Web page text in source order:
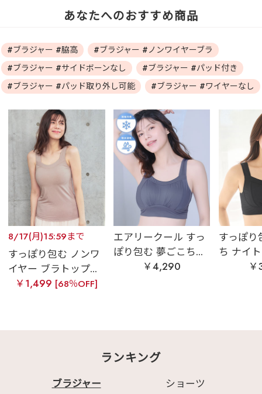
あなたへのおすすめ商品
#ブラジャー #脇高
#ブラジャー #ノンワイヤーブラ
#ブラジャー #サイドボーンなし
#ブラジャー #パッド付き
#ブラジャー #パッド取り外し可能
#ブラジャー #ワイヤーなし
8/17(月)15:59まで
すっぽり包む ノンワ
イヤー ブラトップ...
￥1,499 [68％OFF]
エアリークール すっ
ぽり包む 夢ごこち...
￥4,290
すっぽり
ち ナイ
ランキング
ブラジャー ショーツ